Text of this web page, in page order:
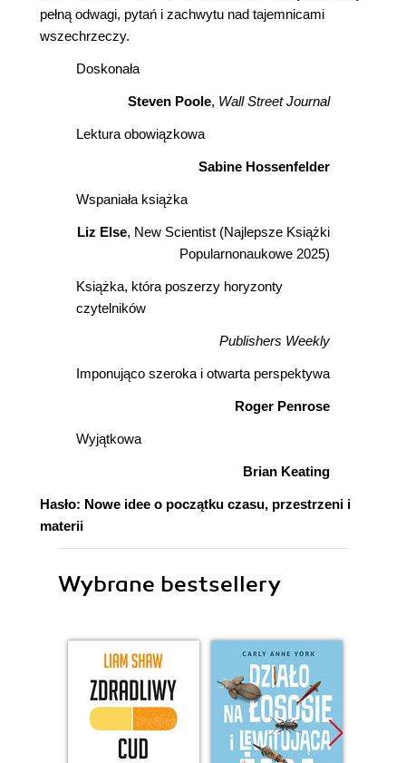
pełną odwagi, pytań i zachwytu nad tajemnicami
wszechrzeczy.
Doskonała
Steven Poole, Wall Street Journal
Lektura obowiązkowa
Sabine Hossenfelder
Wspaniała książka
Liz Else, New Scientist (Najlepsze Książki
Popularnonaukowe 2025)
Książka, która poszerzy horyzonty
czytelników
Publishers Weekly
Imponująco szeroka i otwarta perspektywa
Roger Penrose
Wyjątkowa
Brian Keating
Hasło: Nowe idee o początku czasu, przestrzeni i
materii
Wybrane bestsellery